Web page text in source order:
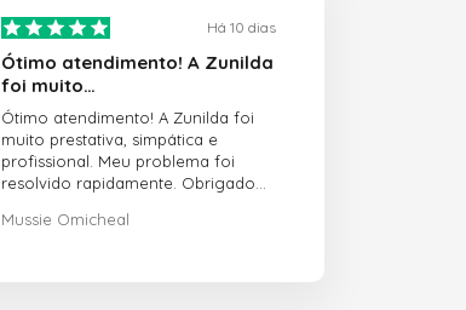
Há 10 dias
Ótimo atendimento! A Zunilda
foi muito…
Ótimo atendimento! A Zunilda foi
muito prestativa, simpática e
profissional. Meu problema foi
resolvido rapidamente. Obrigado
Mussie Omicheal